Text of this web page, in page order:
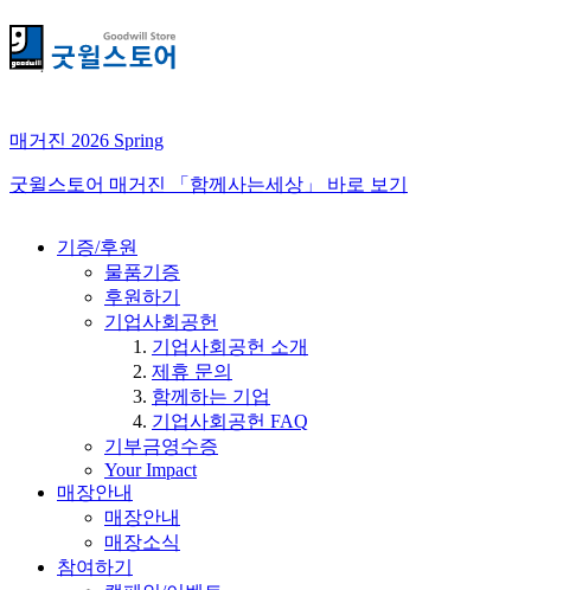
매거진 2026 Spring
굿윌스토어 매거진 「함께사는세상」 바로 보기
기증/후원
물품기증
후원하기
기업사회공헌
기업사회공헌 소개
제휴 문의
함께하는 기업
기업사회공헌 FAQ
기부금영수증
Your Impact
매장안내
매장안내
매장소식
참여하기